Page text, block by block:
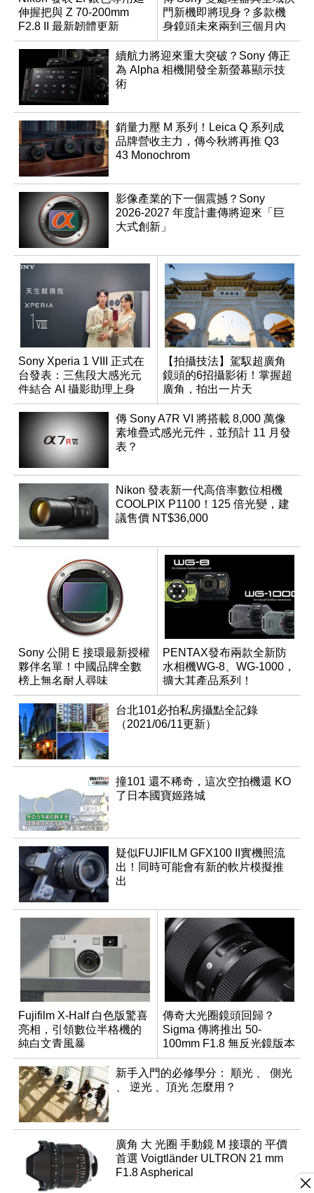
伸握把與 Z 70-200mm
F2.8 II 最新韌體更新
門新機即將現身？多款機
身鏡頭未來兩到三個月內
有望登場
續航力將迎來重大突破？Sony 傳正
為 Alpha 相機開發全新螢幕顯示技
術
銷量力壓 M 系列！Leica Q 系列成
品牌營收主力，傳今秋將再推 Q3
43 Monochrom
影像產業的下一個震撼？Sony
2026-2027 年度計畫傳將迎來「巨
大式創新」
Sony Xperia 1 VIII 正式在
台發表：三焦段大感光元
件結合 AI 攝影助理上身
【拍攝技法】駕馭超廣角
鏡頭的6招攝影術！掌握超
廣角，拍出一片天
傳 Sony A7R VI 將搭載 8,000 萬像
素堆疊式感光元件，並預計 11 月發
表？
Nikon 發表新一代高倍率數位相機
COOLPIX P1100！125 倍光變，建
議售價 NT$36,000
Sony 公開 E 接環最新授權
夥伴名單！中國品牌全數
榜上無名耐人尋味
PENTAX發布兩款全新防
水相機WG-8、WG-1000，
擴大其產品系列！
台北101必拍私房攝點全記錄
（2021/06/11更新）
撞101 還不稀奇，這次空拍機還 KO
了日本國寶姬路城
疑似FUJIFILM GFX100 II實機照流
出！同時可能會有新的軟片模擬推
出
Fujifilm X-Half 白色版驚喜
亮相，引領數位半格機的
純白文青風暴
傳奇大光圈鏡頭回歸？
Sigma 傳將推出 50-
100mm F1.8 無反光鏡版本
新手入門的必修學分： 順光 、 側光
、 逆光 、頂光 怎麼用？
廣角 大 光圈 手動鏡 M 接環的 平價
首選 Voigtländer ULTRON 21 mm
F1.8 Aspherical